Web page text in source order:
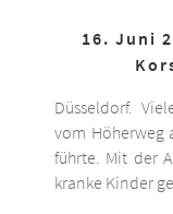
16. Juni
Düsseldorf.
vom Höherweg
führte. Mit der
kranke Kinder